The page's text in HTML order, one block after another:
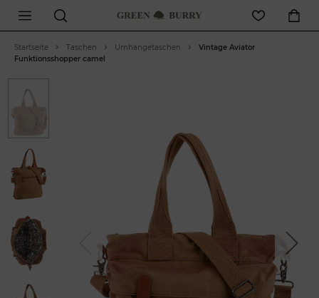
Startseite Taschen Umhängetaschen
Vintage Aviator
Funktionsshopper camel
Previous Next